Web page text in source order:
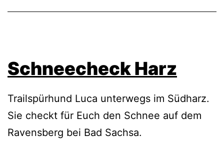
Schneecheck Harz
Trailspürhund Luca unterwegs im Südharz.
Sie checkt für Euch den Schnee auf dem
Ravensberg bei Bad Sachsa.